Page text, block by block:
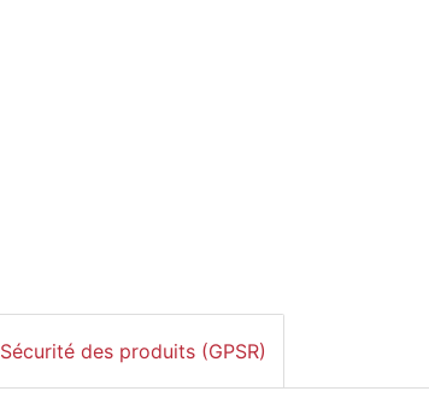
Sécurité des produits (GPSR)